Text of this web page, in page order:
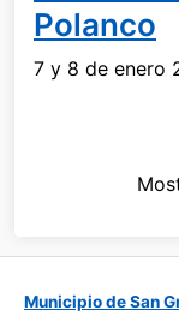
Polanco
7 y 8 de enero
Municipio de San